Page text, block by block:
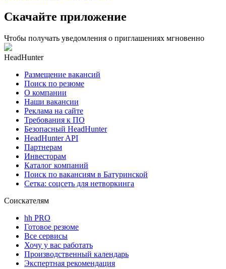
Скачайте приложение
Чтобы получать уведомления о приглашениях мгновенно
HeadHunter
Размещение вакансий
Поиск по резюме
О компании
Наши вакансии
Реклама на сайте
Требования к ПО
Безопасный HeadHunter
HeadHunter API
Партнерам
Инвесторам
Каталог компаний
Поиск по вакансиям в Батуринской
Сетка: соцсеть для нетворкинга
Соискателям
hh PRO
Готовое резюме
Все сервисы
Хочу у вас работать
Производственный календарь
Экспертная рекомендация